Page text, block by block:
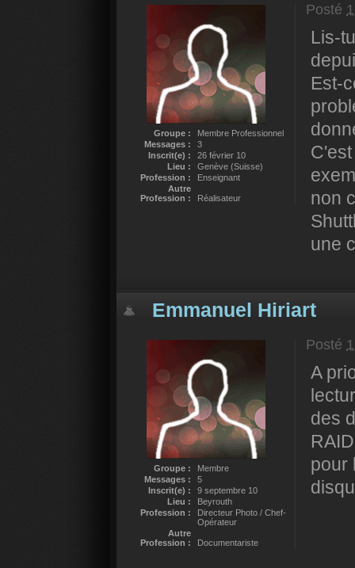
Groupe :
Membre Professionnel
Messages :
3
Inscrit(e) :
26 février 10
Lieu :
Genève (Suisse)
Profession :
Enseignant
Autre
Profession :
Réalisateur
Posté
Lis-
Est-
non
une
Emmanuel Hiriart
Groupe :
Membre
Messages :
5
Inscrit(e) :
9 septembre 10
Lieu :
Beyrouth
Profession :
Directeur Photo / Chef-
Opérateur
Autre
Profession :
Documentariste
Posté
A
des
pour